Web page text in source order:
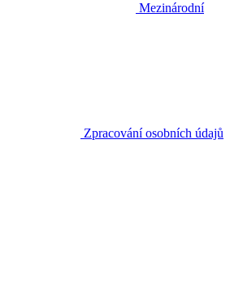
Mezinárodní
Zpracování osobních údajů